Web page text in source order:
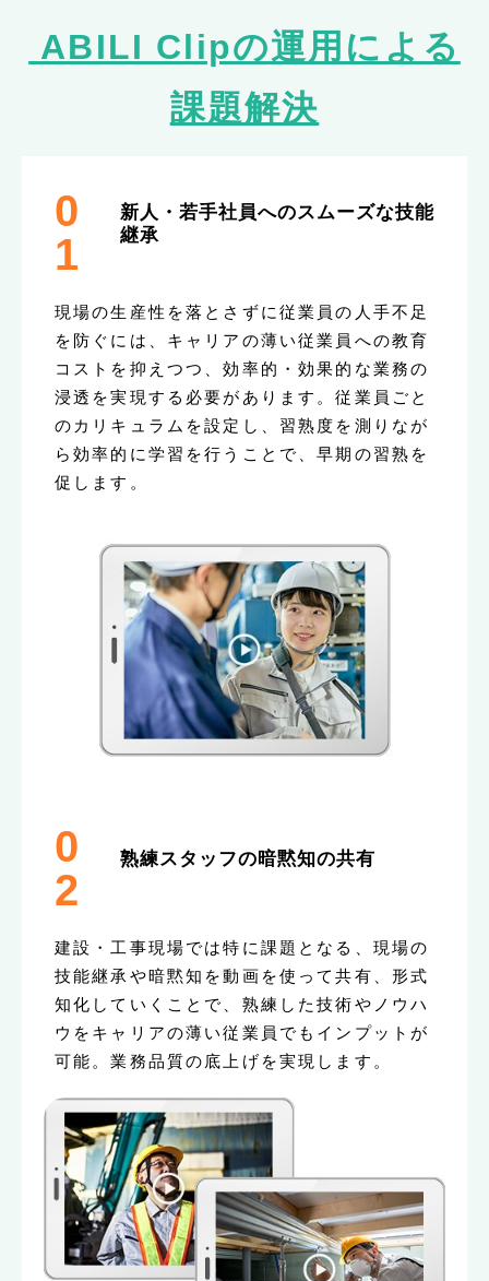
ABILI Clipの運用による
課題解決
0
1
新人・若手社員へのスムーズな技能
継承
現場の生産性を落とさずに従業員の人手不足
を防ぐには、キャリアの薄い従業員への教育
コストを抑えつつ、効率的・効果的な業務の
浸透を実現する必要があります。従業員ごと
のカリキュラムを設定し、習熟度を測りなが
ら効率的に学習を行うことで、早期の習熟を
促します。
0
2
熟練スタッフの暗黙知の共有
建設・工事現場では特に課題となる、現場の
技能継承や暗黙知を動画を使って共有、形式
知化していくことで、熟練した技術やノウハ
ウをキャリアの薄い従業員でもインプットが
可能。業務品質の底上げを実現します。